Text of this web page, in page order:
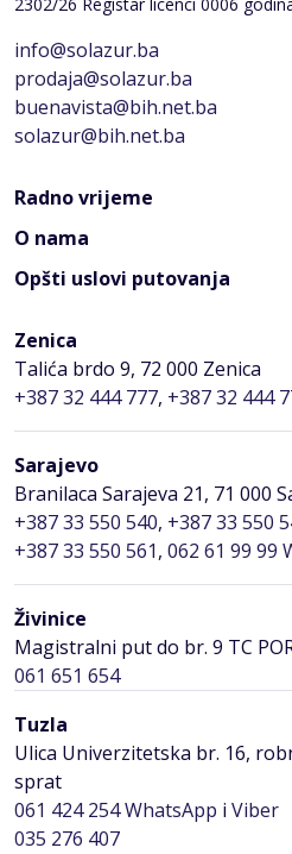
info@solazur.ba
prodaja@solazur.ba
buenavista@bih.net.ba
solazur@bih.net.ba
Radno vrijeme
O nama
Opšti uslovi putovanja
Zenica
Talića brdo 9, 72 000 Zenica
+387 32 444 777, +387 32 444
Sarajevo
Branilaca Sarajeva 21, 71 000
+387 33 550 540, +387 33 550
+387 33 550 561, 062 61 99 99
Živinice
Magistralni put do br. 9 TC
061 651 654
Tuzla
Ulica Univerzitetska br. 16,
sprat
061 424 254WhatsApp i Viber
035 276 407